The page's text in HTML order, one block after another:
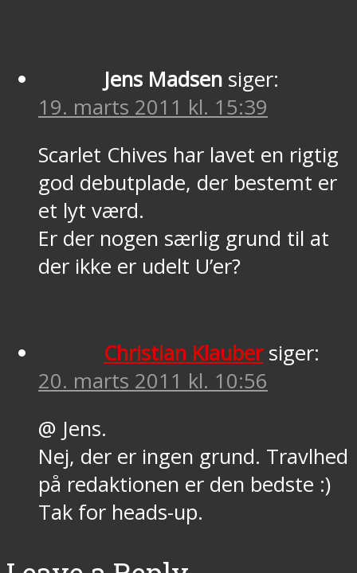
Jens Madsen siger:
19. marts 2011 kl. 15:39
Scarlet Chives har lavet en rigtig
god debutplade, der bestemt er
et lyt værd.
Er der nogen særlig grund til at
der ikke er udelt U’er?
Christian Klauber siger:
20. marts 2011 kl. 10:56
@ Jens.
Nej, der er ingen grund. Travlhed
på redaktionen er den bedste :)
Tak for heads-up.